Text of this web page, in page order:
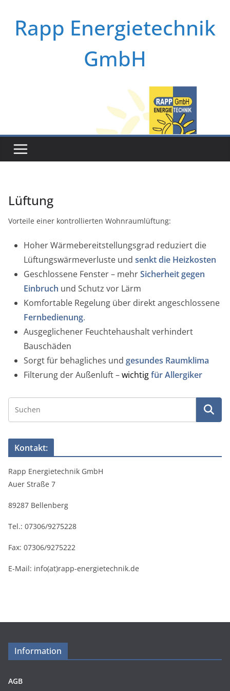
Inhalt
springenRapp Energietechnik
GmbH
Lüftung
Vorteile einer kontrollierten Wohnraumlüftung:
Hoher Wärmebereitstellungsgrad reduziert die
Lüftungswärmeverluste und senkt die Heizkosten
Geschlossene Fenster – mehrSicherheit gegen
Einbruch und Schutz vor Lärm
Komfortable Regelung über direkt angeschlossene
Fernbedienung.
Ausgeglichener Feuchtehaushalt verhindert
Bauschäden
Sorgt für behagliches und gesundes Raumklima
Filterung der Außenluft –wichtigfür Allergiker
Kontakt:
Rapp Energietechnik GmbH
Auer Straße 7
89287 Bellenberg
Tel.: 07306/9275228
Fax: 07306/9275222
E-Mail: info(at)rapp-energietechnik.de
Information
AGB